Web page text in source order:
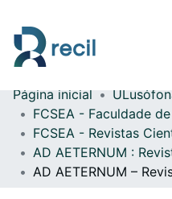
Comunidades & Coleções
Percorrer repositório
Estatísticas
Página inicial